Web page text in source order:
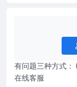
有问题三种方式
在线客服